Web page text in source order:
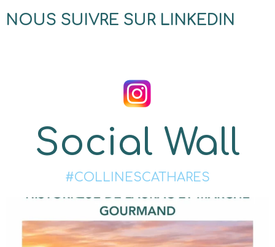
NOUS SUIVRE SUR LINKEDIN
Social Wall
#COLLINESCATHARES